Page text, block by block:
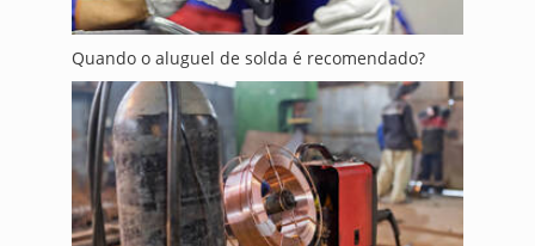
Quando o aluguel de solda é recomendado?